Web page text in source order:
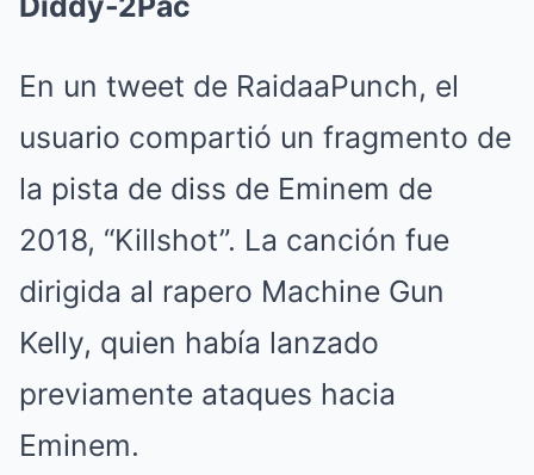
En un tweet de RaidaaPunch, el
usuario compartió un fragmento de
la pista de diss de Eminem de
2018, “Killshot”. La canción fue
dirigida al rapero Machine Gun
Kelly, quien había lanzado
previamente ataques hacia
Eminem.